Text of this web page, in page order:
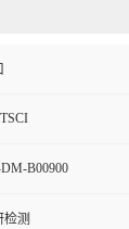
B00900
检测